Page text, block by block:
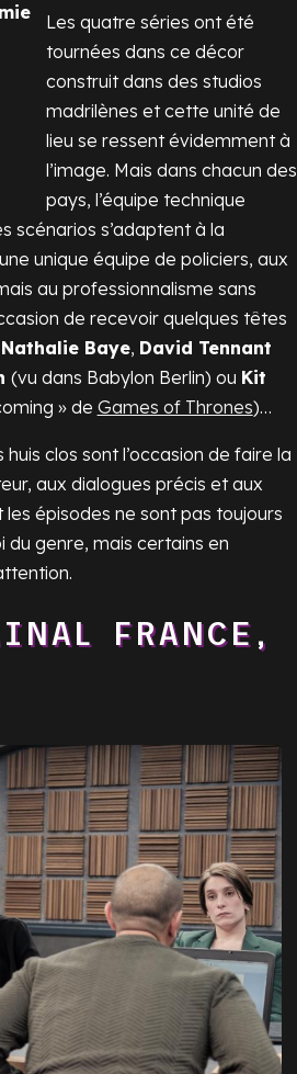
Les quatre séries ont été
tournées dans ce décor
construit dans des studios
madrilènes et cette unité de
lieu se ressent évidemment à
l’image. Mais dans chacun des
pays, l’équipe technique
scénarios s’adaptent à la
unique équipe de policiers, aux
au professionnalisme sans
de recevoir quelques têtes
Nathalie Baye, David Tennant
(vu dans Babylon Berlin) ou Kit
» de Games of Thrones)…
clos sont l’occasion de faire la
aux dialogues précis et aux
épisodes ne sont pas toujours
du genre, mais certains en
FRANCE,